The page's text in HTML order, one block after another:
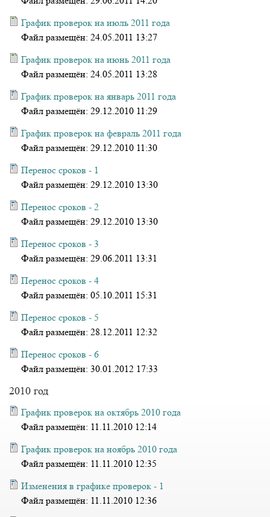
График проверок на июль 2011 года
Файл размещён: 24.05.2011 13:27
График проверок на июнь 2011 года
Файл размещён: 24.05.2011 13:28
График проверок на январь 2011 года
Файл размещён: 29.12.2010 11:29
График проверок на февраль 2011 года
Файл размещён: 29.12.2010 11:30
Перенос сроков - 1
Файл размещён: 29.12.2010 13:30
Перенос сроков - 2
Файл размещён: 29.12.2010 13:30
Перенос сроков - 3
Файл размещён: 29.06.2011 13:31
Перенос сроков - 4
Файл размещён: 05.10.2011 15:31
Перенос сроков - 5
Файл размещён: 28.12.2011 12:32
Перенос сроков - 6
Файл размещён: 30.01.2012 17:33
2010 год
График проверок на октябрь 2010 года
Файл размещён: 11.11.2010 12:14
График проверок на ноябрь 2010 года
Файл размещён: 11.11.2010 12:35
Изменения в графике проверок - 1
Файл размещён: 11.11.2010 12:36